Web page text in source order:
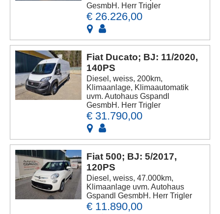
GesmbH. Herr Trigler
€ 26.226,00
Fiat Ducato; BJ: 11/2020,
140PS
Diesel, weiss, 200km,
Klimaanlage, Klimaautomatik
uvm. Autohaus Gspandl
GesmbH. Herr Trigler
€ 31.790,00
Fiat 500; BJ: 5/2017,
120PS
Diesel, weiss, 47.000km,
Klimaanlage uvm. Autohaus
Gspandl GesmbH. Herr Trigler
€ 11.890,00